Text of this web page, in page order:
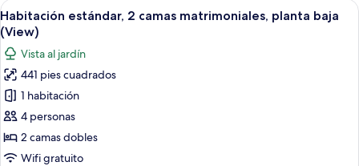
camas
matrimoniales,
planta
baja
(View)
Abrir
todas
las
fotos
de
Habitación
estándar,
2
camas
Habitación de hotel con dos camas,
5
Habitación estándar, 2 camas matrimoniales, planta baja
(View)
Vista al jardín
441 pies cuadrados
1 habitación
4 personas
2 camas dobles
Wifi gratuito